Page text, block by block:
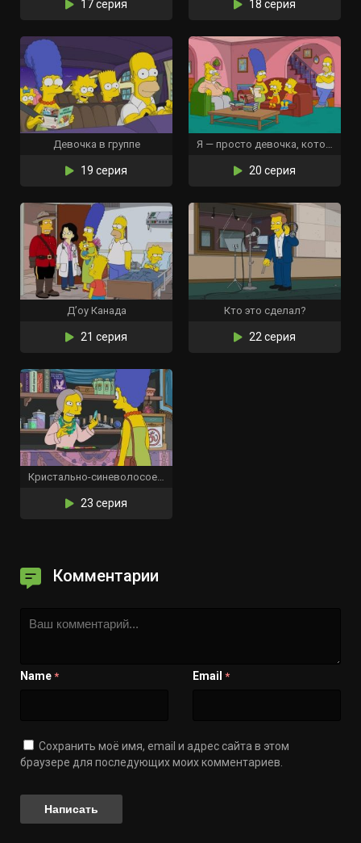
17 серия 18 серия
Девочка в группе
19 серия
Я — просто девочка, которая не может ответить «Д’оу»
20 серия
Д’оу Канада
21 серия
Кто это сделал?
22 серия
Кристально-синеволосое убеждение
23 серия
Комментарии
Name * Email *
Сохранить моё имя, email и адрес сайта в этом
браузере для последующих моих комментариев.